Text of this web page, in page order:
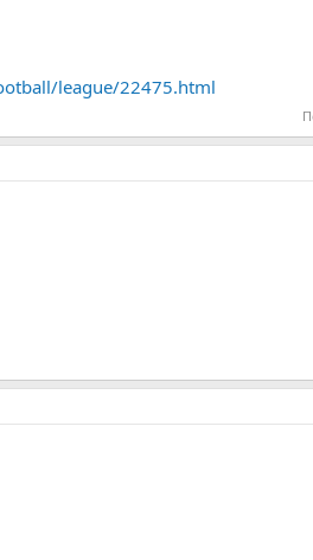
league/22475.html